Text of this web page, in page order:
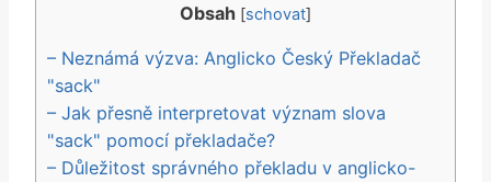
Obsah [schovat]
– Neznámá výzva: Anglicko Český Překladač
"sack"
– Jak přesně interpretovat význam slova
"sack" pomocí překladače?
– Důležitost správného překladu v anglicko-